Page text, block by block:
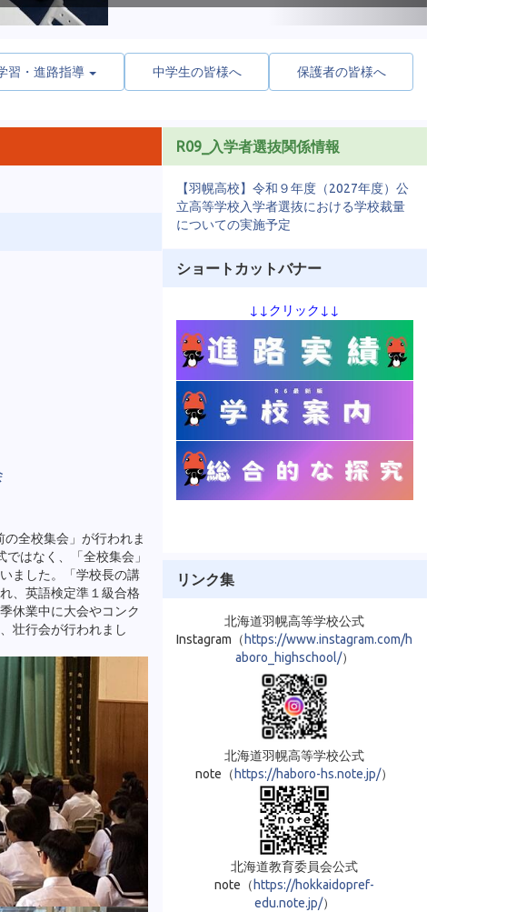
習・進路指導 中学生の皆様へ 保護者の皆様へ
全校集会」が行われま
はなく、「全校集会」
ました。「学校長の講
、英語検定準１級合格
休業中に大会やコンク
壮行会が行われまし
R09_入学者選抜関係情報
【羽幌高校】令和９年度（2027年度）公
立高等学校入学者選抜における学校裁量
についての実施予定
ショートカットバナー
↓ ↓クリック↓↓
リンク集
北海道羽幌高等学校公式
Instagram（ https://www.instagram.com/h
aboro_highschool/）
北海道羽幌高等学校公式
note（ https://haboro-hs.note.jp/）
北海道教育委員会公式
note（ https://hokkaidopref-
edu.note.jp/）